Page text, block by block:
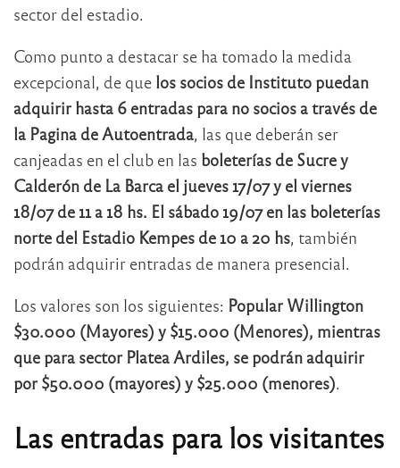
sector del estadio.
Como punto a destacar se ha tomado la medida
excepcional, de que los socios de Instituto puedan
adquirir hasta 6 entradas para no socios a través de
la Pagina de Autoentrada, las que deberán ser
canjeadas en el club en las boleterías de Sucre y
Calderón de La Barca el jueves 17/07 y el viernes
18/07 de 11 a 18 hs. El sábado 19/07 en las boleterías
norte del Estadio Kempes de 10 a 20 hs, también
podrán adquirir entradas de manera presencial.
Los valores son los siguientes: Popular Willington
$30.000 (Mayores) y $15.000 (Menores), mientras
que para sector Platea Ardiles, se podrán adquirir
por $50.000 (mayores) y $25.000 (menores).
Las entradas para los visitantes